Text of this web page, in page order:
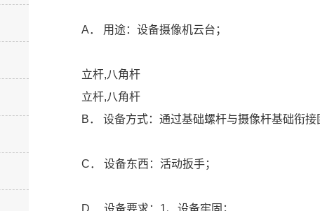
A． 用途：设备摄像机云台；
立杆,八角杆
立杆,八角杆
B． 设备方式：通过基础螺杆与摄像杆基础衔接
C． 设备东西：活动扳手；
D． 设备要求：1、设备牢固；